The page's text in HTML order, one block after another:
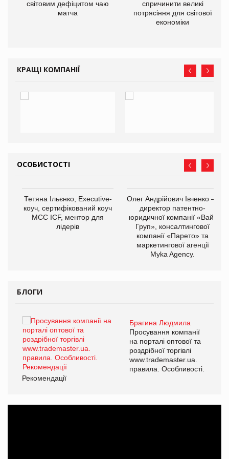
світовим дефіцитом чаю
матча
спричинити великі
потрясіння для світової
економіки
КРАЩІ КОМПАНІЇ
ОСОБИСТОСТІ
Тетяна Ільєнко, Executive-
коуч, сертифікований коуч
МСС ICF, ментор для
лідерів
Олег Андрійович Івченко —
директор патентно-
юридичної компанії «Вайз
Груп», консалтингової
компанії «Парето» та
маркетингової агенції
Myka Agency.
БЛОГИ
Брагина Людмила
Просування компанії
на порталі оптової та
роздрібної торгівлі
www.trademaster.ua.
правила. Особливості.
Рекомендації